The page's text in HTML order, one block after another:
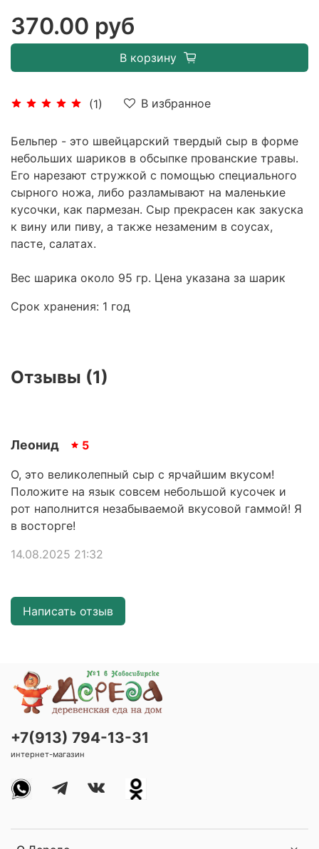
(1) В избранное
370.00 руб
В корзину
Бельпер - это швейцарский твердый сыр в форме
небольших шариков в обсыпке прованские травы.
Его нарезают стружкой с помощью специального
сырного ножа, либо разламывают на маленькие
кусочки, как пармезан. Сыр прекрасен как закуска
к вину или пиву, а также незаменим в соусах,
пасте, салатах.
Вес шарика около 95 гр. Цена указана за шарик
Срок хранения: 1 год
Отзывы (1)
Леонид 5
О, это великолепный сыр с ярчайшим вкусом!
Положите на язык совсем небольшой кусочек и
рот наполнится незабываемой вкусовой гаммой! Я
в восторге!
14.08.2025 21:32
Написать отзыв
+7(913) 794-13-31
интернет-магазин